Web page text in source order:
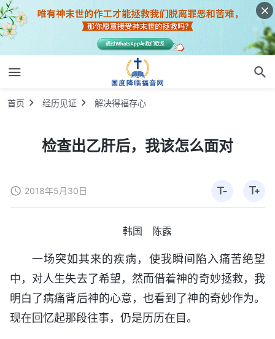
首页 经历见证 解决得福存心
检查出乙肝后，我该怎么面对
2018年5月30日
韩国 陈露
一场突如其来的疾病，使我瞬间陷入痛苦绝望
中，对人生失去了希望，然而借着神的奇妙拯救，我
明白了病痛背后神的心意，也看到了神的奇妙作为。
现在回忆起那段往事，仍是历历在目。